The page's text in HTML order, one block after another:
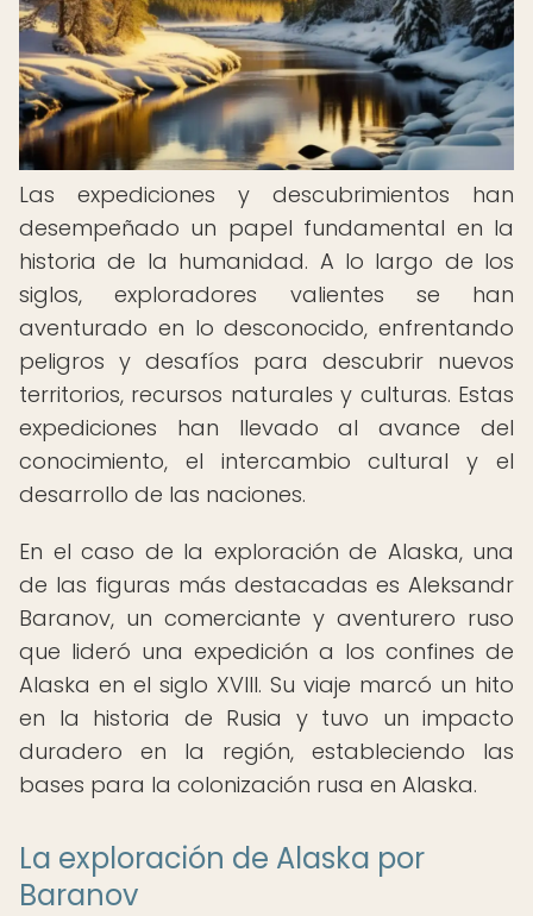
Las expediciones y descubrimientos han
desempeñado un papel fundamental en la
historia de la humanidad. A lo largo de los
siglos, exploradores valientes se han
aventurado en lo desconocido, enfrentando
peligros y desafíos para descubrir nuevos
territorios, recursos naturales y culturas. Estas
expediciones han llevado al avance del
conocimiento, el intercambio cultural y el
desarrollo de las naciones.
En el caso de la exploración de Alaska, una
de las figuras más destacadas es Aleksandr
Baranov, un comerciante y aventurero ruso
que lideró una expedición a los confines de
Alaska en el siglo XVIII. Su viaje marcó un hito
en la historia de Rusia y tuvo un impacto
duradero en la región, estableciendo las
bases para la colonización rusa en Alaska.
La exploración de Alaska por
Baranov